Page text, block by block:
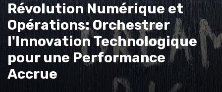
Révolution Numérique et
Opérations: Orchestrer
l'Innovation Technologique
pour une Performance
Accrue